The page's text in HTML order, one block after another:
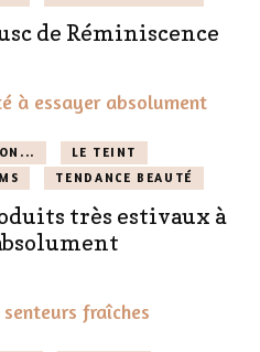
de Réminiscence
LE TEINT
TENDANCE BEAUTÉ
très estivaux à